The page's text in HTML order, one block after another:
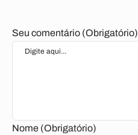
Seu comentário (Obrigatório)
Nome (Obrigatório)